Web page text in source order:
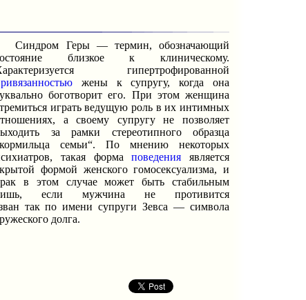
Синдром Геры — термин, обозначающий
близкое к клиническому.
гипертрофированной
жены к супругу, когда она
боготворит его. При этом женщина
играть ведущую роль в их интимных
а своему супругу не позволяет
за рамки стереотипного образца
семьи“. По мнению некоторых
такая формаповедения является
формой женского гомосексуализма, и
в этом случае может быть стабильным
если мужчина не противится
так по имени супруги Зевса — символа
долга.